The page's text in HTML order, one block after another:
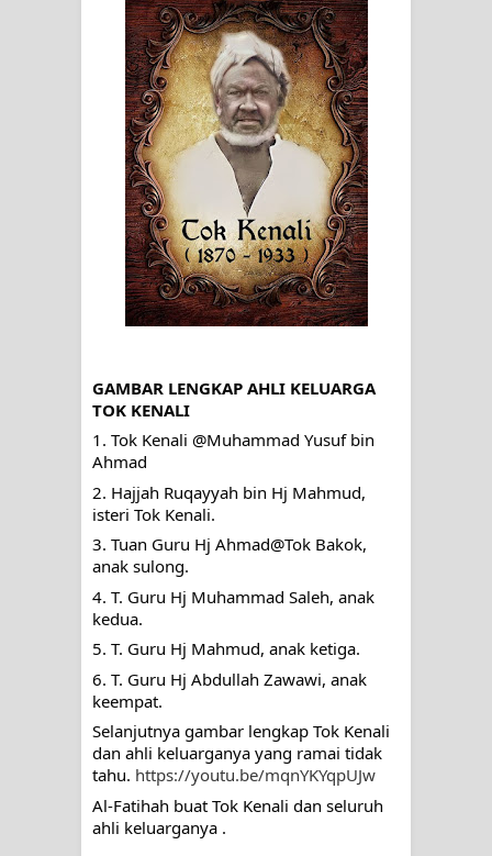
SIRHINDI)
Wusul kepada Allah
Hati dan dua sayap
MUKASYAFAH MENURUT AHL AL-
SUNNAH WAL JAMA'AH: BUKAN
SEKADAR MELIHAT, TETAPI
MENGENAL DIRI
TASAWWUF*
menyaksikan.
KISAH WALI SUFI, YANG BACAAN
SURAT AL-FATIHAHNYA TIDAK
PADANYA
SHAYKH TAREKAT ATAU TUKANG
SIHIR? JANGAN MUDAH
TERPESONA, JANGAN JUGA
GAMBAR LENGKAP AHLI KELUARGA
TOK KENALI
1. Tok Kenali @Muhammad Yusuf bin
Ahmad
2. Hajjah Ruqayyah bin Hj Mahmud,
isteri Tok Kenali.
3. Tuan Guru Hj Ahmad@Tok Bakok,
anak sulong.
4. T. Guru Hj Muhammad Saleh, anak
kedua.
5. T. Guru Hj Mahmud, anak ketiga.
6. T. Guru Hj Abdullah Zawawi, anak
keempat.
Selanjutnya gambar lengkap Tok Kenali
dan ahli keluarganya yang ramai tidak
tahu. https://youtu.be/mqnYKYqpUJw
Al-Fatihah buat Tok Kenali dan seluruh
ahli keluarganya .